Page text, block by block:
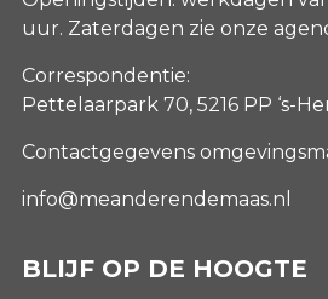
uur. Zaterdagen zie onze
Correspondentie:
Pettelaarpark 70, 5216 PP ‘s-
Contactgegevens
info@meanderendemaas.nl
BLIJF OP DE HOOGTE